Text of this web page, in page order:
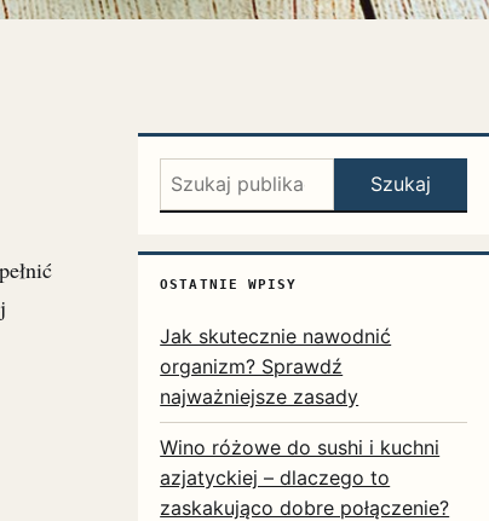
Szukaj: Szukaj
OSTATNIE WPISY
Jak skutecznie nawodnić
organizm? Sprawdź
najważniejsze zasady
Wino różowe do sushi i kuchni
azjatyckiej – dlaczego to
zaskakująco dobre połączenie?